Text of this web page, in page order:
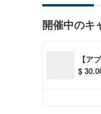
開催中のキ
【ア
$